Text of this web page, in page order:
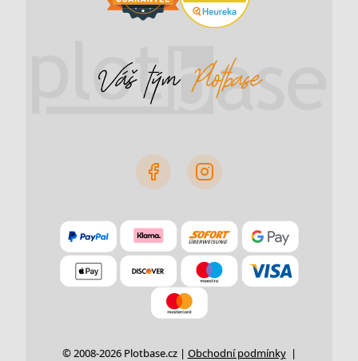
© 2008-2026 Plotbase.cz | Obchodní podmínky |